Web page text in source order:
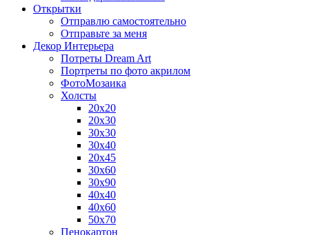
Открытки
Отправлю самостоятельно
Отправьте за меня
Декор Интерьера
Потреты Dream Art
Портреты по фото акрилом
ФотоМозаика
Холсты
20х20
20х30
30х30
30х40
20х45
30х60
30х90
40х40
40х60
50х70
Пенокартон